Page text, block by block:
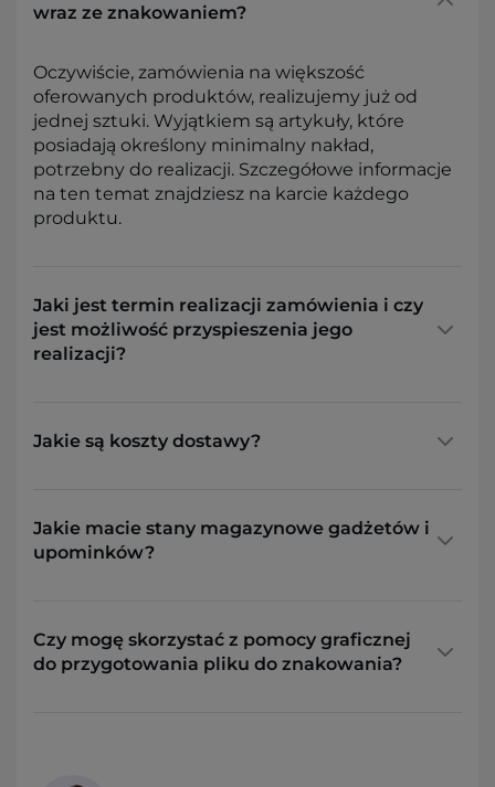
wraz ze znakowaniem?
Oczywiście, zamówienia na większość
oferowanych produktów, realizujemy już od
jednej sztuki. Wyjątkiem są artykuły, które
posiadają określony minimalny nakład,
potrzebny do realizacji. Szczegółowe informacje
na ten temat znajdziesz na karcie każdego
produktu.
Jaki jest termin realizacji zamówienia i czy
jest możliwość przyspieszenia jego
realizacji?
Jakie są koszty dostawy?
Jakie macie stany magazynowe gadżetów i
upominków?
Czy mogę skorzystać z pomocy graficznej
do przygotowania pliku do znakowania?